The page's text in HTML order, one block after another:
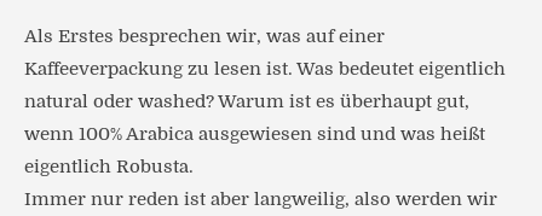
Als Erstes besprechen wir, was auf einer
Kaffeeverpackung zu lesen ist. Was bedeutet eigentlich
natural oder washed? Warum ist es überhaupt gut,
wenn 100% Arabica ausgewiesen sind und was heißt
eigentlich Robusta.
Immer nur reden ist aber langweilig, also werden wir